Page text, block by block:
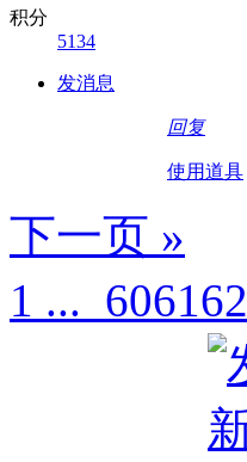
积分
5134
发消息
回复
使用道具
下一页 »
1 ... 606162